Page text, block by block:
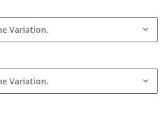
Variation.
Variation.